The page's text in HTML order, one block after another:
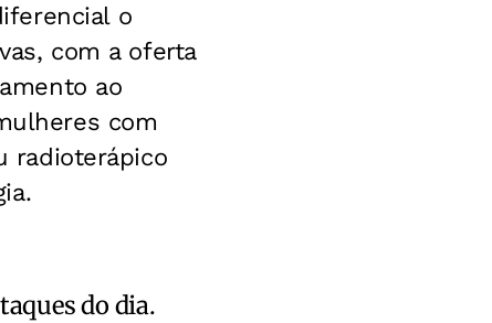
o
com a oferta
ao
com
radioterápico
do dia.